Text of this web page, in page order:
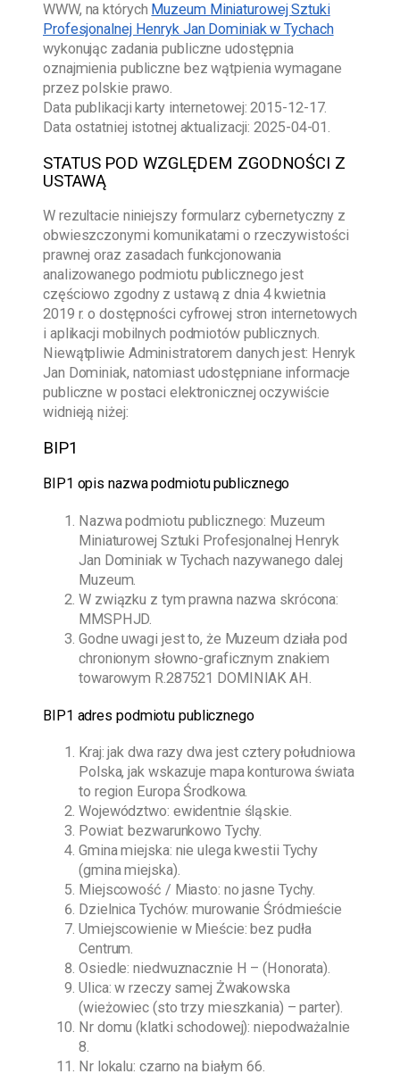
WWW, na których Muzeum Miniaturowej Sztuki
Profesjonalnej Henryk Jan Dominiak w Tychach
wykonując zadania publiczne udostępnia
oznajmienia publiczne bez wątpienia wymagane
przez polskie prawo.
Data publikacji karty internetowej:2015-12-17.
Data ostatniej istotnej aktualizacji:2025-04-01.
STATUS POD WZGLĘDEM ZGODNOŚCI Z
USTAWĄ
W rezultacie niniejszy formularz cybernetyczny z
obwieszczonymi komunikatami o rzeczywistości
prawnej oraz zasadach funkcjonowania
analizowanego podmiotu publicznego jest
częściowo zgodny z ustawą z dnia 4 kwietnia
2019 r. o dostępności cyfrowej stron internetowych
i aplikacji mobilnych podmiotów publicznych.
Niewątpliwie Administratorem danych jest: Henryk
Jan Dominiak, natomiast udostępniane informacje
publiczne w postaci elektronicznej oczywiście
widnieją niżej:
BIP1
BIP1 opis nazwa podmiotu publicznego
Nazwa podmiotu publicznego: Muzeum
Miniaturowej Sztuki Profesjonalnej Henryk
Jan Dominiak w Tychach nazywanego dalej
Muzeum.
W związku z tym prawna nazwa skrócona:
MMSPHJD.
Godne uwagi jest to, że Muzeum działa pod
chronionym słowno-graficznym znakiem
towarowym R.287521 DOMINIAK AH.
BIP1 adres podmiotu publicznego
Kraj: jak dwa razy dwa jest cztery południowa
Polska, jak wskazuje mapa konturowa świata
to region Europa Środkowa.
Województwo: ewidentnie śląskie.
Powiat: bezwarunkowo Tychy.
Gmina miejska: nie ulega kwestii Tychy
(gmina miejska).
Miejscowość / Miasto: no jasne Tychy.
Dzielnica Tychów: murowanie Śródmieście
Umiejscowienie w Mieście: bez pudła
Centrum.
Osiedle: niedwuznacznie H – (Honorata).
Ulica: w rzeczy samej Żwakowska
(wieżowiec (sto trzy mieszkania) – parter).
Nr domu (klatki schodowej): niepodważalnie
8.
Nr lokalu: czarno na białym 66.